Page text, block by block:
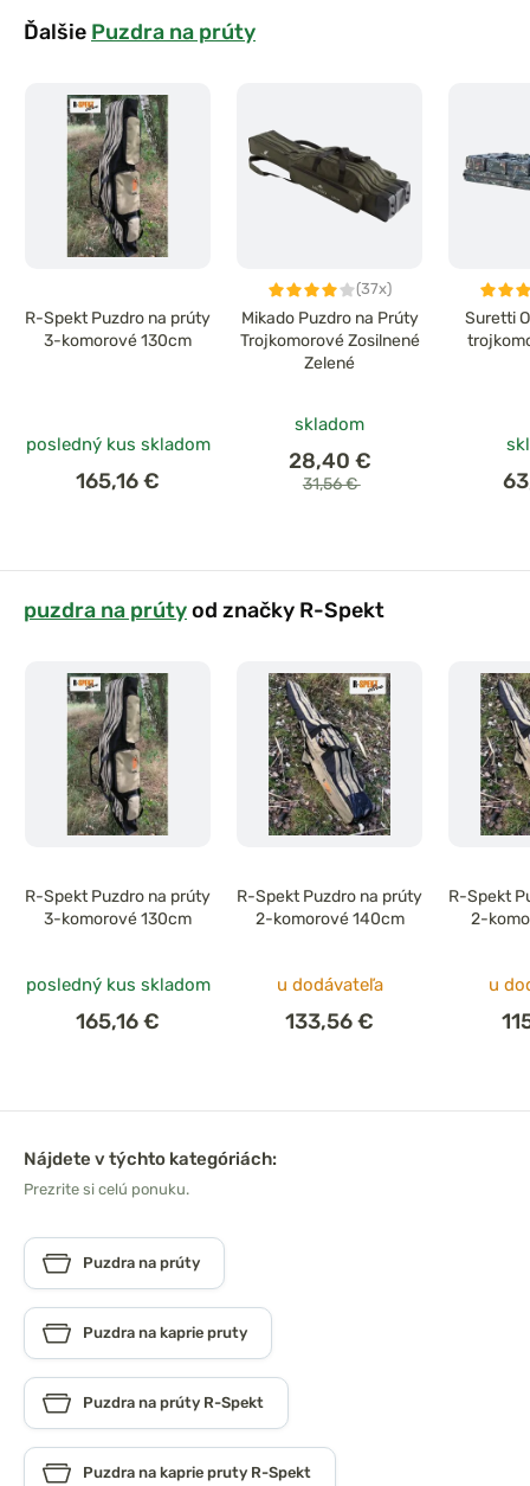
Ďalšie Puzdra na prúty
R-Spekt Puzdro na prúty
3-komorové 130cm
posledný kus skladom
165,16 €
(37x)
Mikado Puzdro na Prúty
Trojkomorové Zosilnené
Zelené
skladom
28,40 €
31,56 €
Suretti
puzdra na prútyod značky R-Spekt
R-Spekt Puzdro na prúty
3-komorové 130cm
posledný kus skladom
165,16 €
R-Spekt Puzdro na prúty
2-komorové 140cm
u dodávateľa
133,56 €
R-Spekt
2-
u
Nájdete v týchto kategóriách:
Prezrite si celú ponuku.
Puzdra na prúty
Puzdra na kaprie pruty
Puzdra na prúty R-Spekt
Puzdra na kaprie pruty R-Spekt